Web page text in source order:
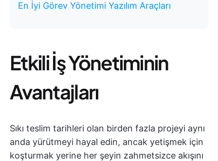
En İyi Görev Yönetimi Yazılım Araçları
Etkili İş Yönetiminin
Avantajları
Sıkı teslim tarihleri olan birden fazla projeyi aynı
anda yürütmeyi hayal edin, ancak yetişmek için
koşturmak yerine her şeyin zahmetsizce akışını